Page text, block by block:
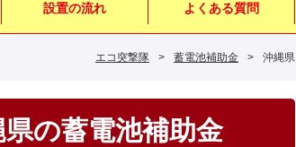
設置の流れ よくある質問
エコ突撃隊 > 蓄電池補助金 > 沖縄県
県の蓄電池補助金